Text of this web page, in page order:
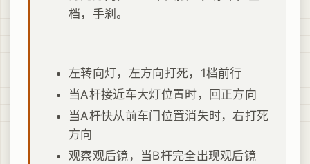
档，手刹。
左转向灯，左方向打死，1档前行
当A杆接近车大灯位置时，回正方向
当A杆快从前车门位置消失时，右打死
方向
观察观后镜，当B杆完全出现观后镜